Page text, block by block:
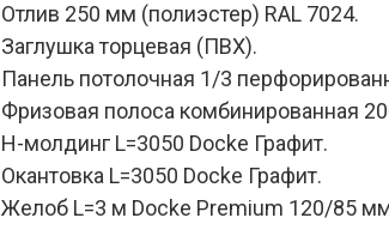
Отлив 250 мм (полиэстер) RAL 7024.
Заглушка торцевая (ПВХ).
Панель потолочная 1/3
Фризовая полоса комбинированная
Н-молдинг L=3050 Docke Графит.
Окантовка L=3050 Docke Графит.
Желоб L=3 м Docke Premium 120/85